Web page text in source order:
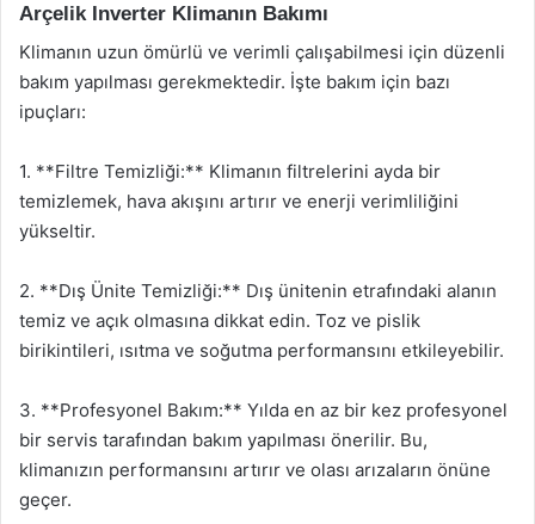
Arçelik Inverter Klimanın Bakımı
Klimanın uzun ömürlü ve verimli çalışabilmesi için düzenli
bakım yapılması gerekmektedir. İşte bakım için bazı
ipuçları:
1. **Filtre Temizliği:** Klimanın filtrelerini ayda bir
temizlemek, hava akışını artırır ve enerji verimliliğini
yükseltir.
2. **Dış Ünite Temizliği:** Dış ünitenin etrafındaki alanın
temiz ve açık olmasına dikkat edin. Toz ve pislik
birikintileri, ısıtma ve soğutma performansını etkileyebilir.
3. **Profesyonel Bakım:** Yılda en az bir kez profesyonel
bir servis tarafından bakım yapılması önerilir. Bu,
klimanızın performansını artırır ve olası arızaların önüne
geçer.